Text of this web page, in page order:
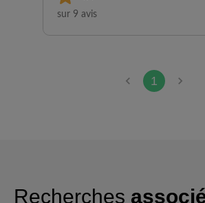
sur 9 avis
1
Recherches